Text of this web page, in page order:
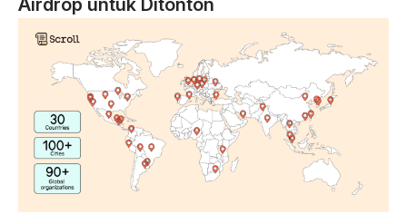
Airdrop untuk Ditonton